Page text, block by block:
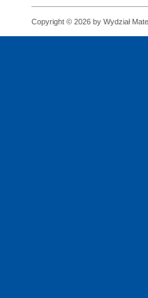
Copyright © 2026 by Wydział